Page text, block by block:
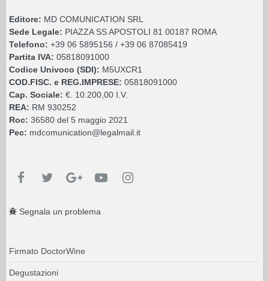
Editore: MD COMUNICATION SRL
Sede Legale: PIAZZA SS APOSTOLI 81 00187 ROMA
Telefono: +39 06 5895156 / +39 06 87085419
Partita IVA: 05818091000
Codice Univoco (SDI): M5UXCR1
COD.FISC. e REG.IMPRESE: 05818091000
Cap. Sociale: €. 10.200,00 I.V.
REA: RM 930252
Roc: 36580 del 5 maggio 2021
Pec: mdcomunication@legalmail.it
Segnala un problema
Firmato DoctorWine
Degustazioni